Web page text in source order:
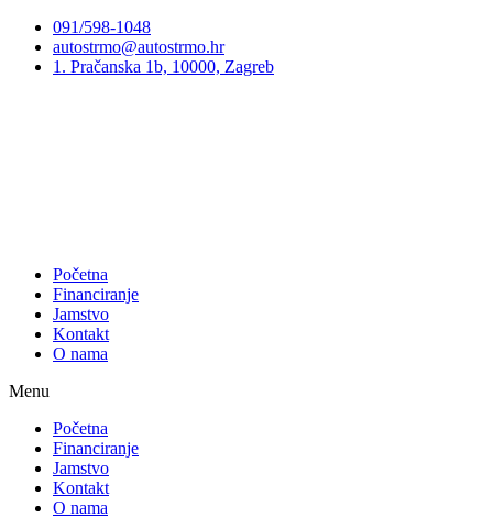
Preskoči
sadržaj
091/598-1048
autostrmo@autostrmo.hr
1. Pračanska 1b, 10000, Zagreb
Početna
Financiranje
Jamstvo
Kontakt
O nama
Menu
Početna
Financiranje
Jamstvo
Kontakt
O nama